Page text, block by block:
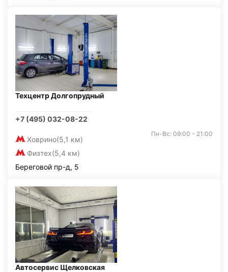
Техцентр Долгопрудный
+7 (495) 032-08-22
Ховрино(5,1 км)
Физтех(5,4 км)
Пн-Вс: 09:00 - 21:00
Береговой пр-д, 5
Автосервис Щелковская